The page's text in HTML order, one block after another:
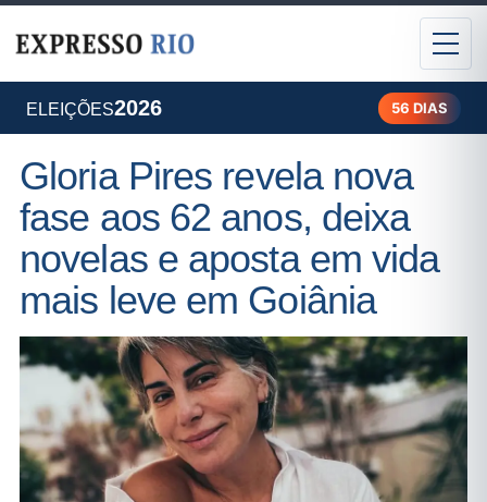
ELEIÇÕES2026 56 DIAS
Gloria Pires revela nova
fase aos 62 anos, deixa
novelas e aposta em vida
mais leve em Goiânia